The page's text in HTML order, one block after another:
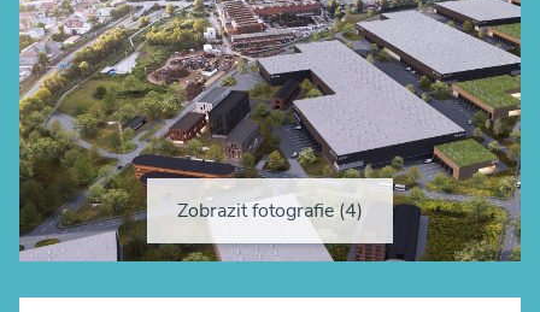
+
Zobrazit fotografie (4)